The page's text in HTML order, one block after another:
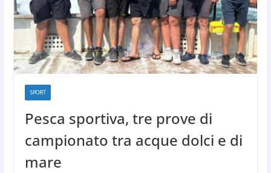
SPORT
Pesca sportiva, tre prove di
campionato tra acque dolci e di
mare